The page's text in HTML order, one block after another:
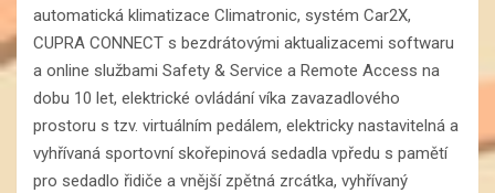
automatická klimatizace Climatronic, systém Car2X,
CUPRA CONNECT s bezdrátovými aktualizacemi softwaru
a online službami Safety & Service a Remote Access na
dobu 10 let, elektrické ovládání víka zavazadlového
prostoru s tzv. virtuálním pedálem, elektricky nastavitelná a
vyhřívaná sportovní skořepinová sedadla vpředu s pamětí
pro sedadlo řidiče a vnější zpětná zrcátka, vyhřívaný